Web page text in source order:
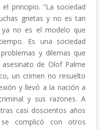
principio. “La sociedad
grietas y no es tan
ya no es el modelo que
Es una sociedad
y dilemas que
de Olof Palme
un crimen no resuelto
y llevó a la nación a
y sus razones. A
casi doscientos años
complicó con otros